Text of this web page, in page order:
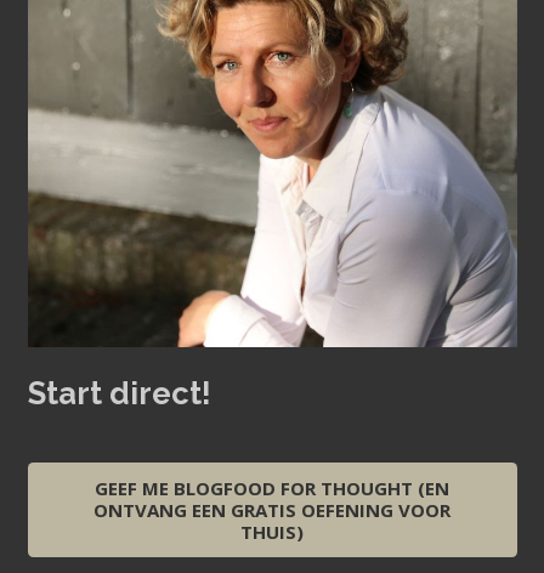
Start direct!
GEEF ME BLOGFOOD FOR THOUGHT (EN
ONTVANG EEN GRATIS OEFENING VOOR
THUIS)